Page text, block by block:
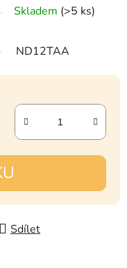
Skladem (>5 ks)
ND12TAA
Sdílet